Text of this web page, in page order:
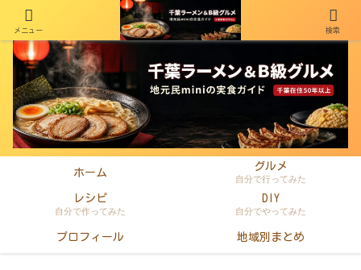
千葉在住50年以上のminiがラーメン・町中華・B級グルメを本音レビュー
ホーム
グルメ
自分で行ってみた
レシピ
自分で作ってみた
DIY
自分でやってみた
プロフィール 地域別まとめ
メニュー 検索